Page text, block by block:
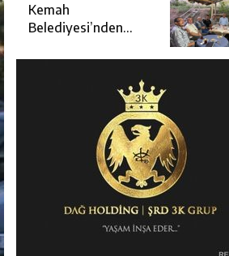
Kemah
Belediyesi’nden
Mahallesi’nde